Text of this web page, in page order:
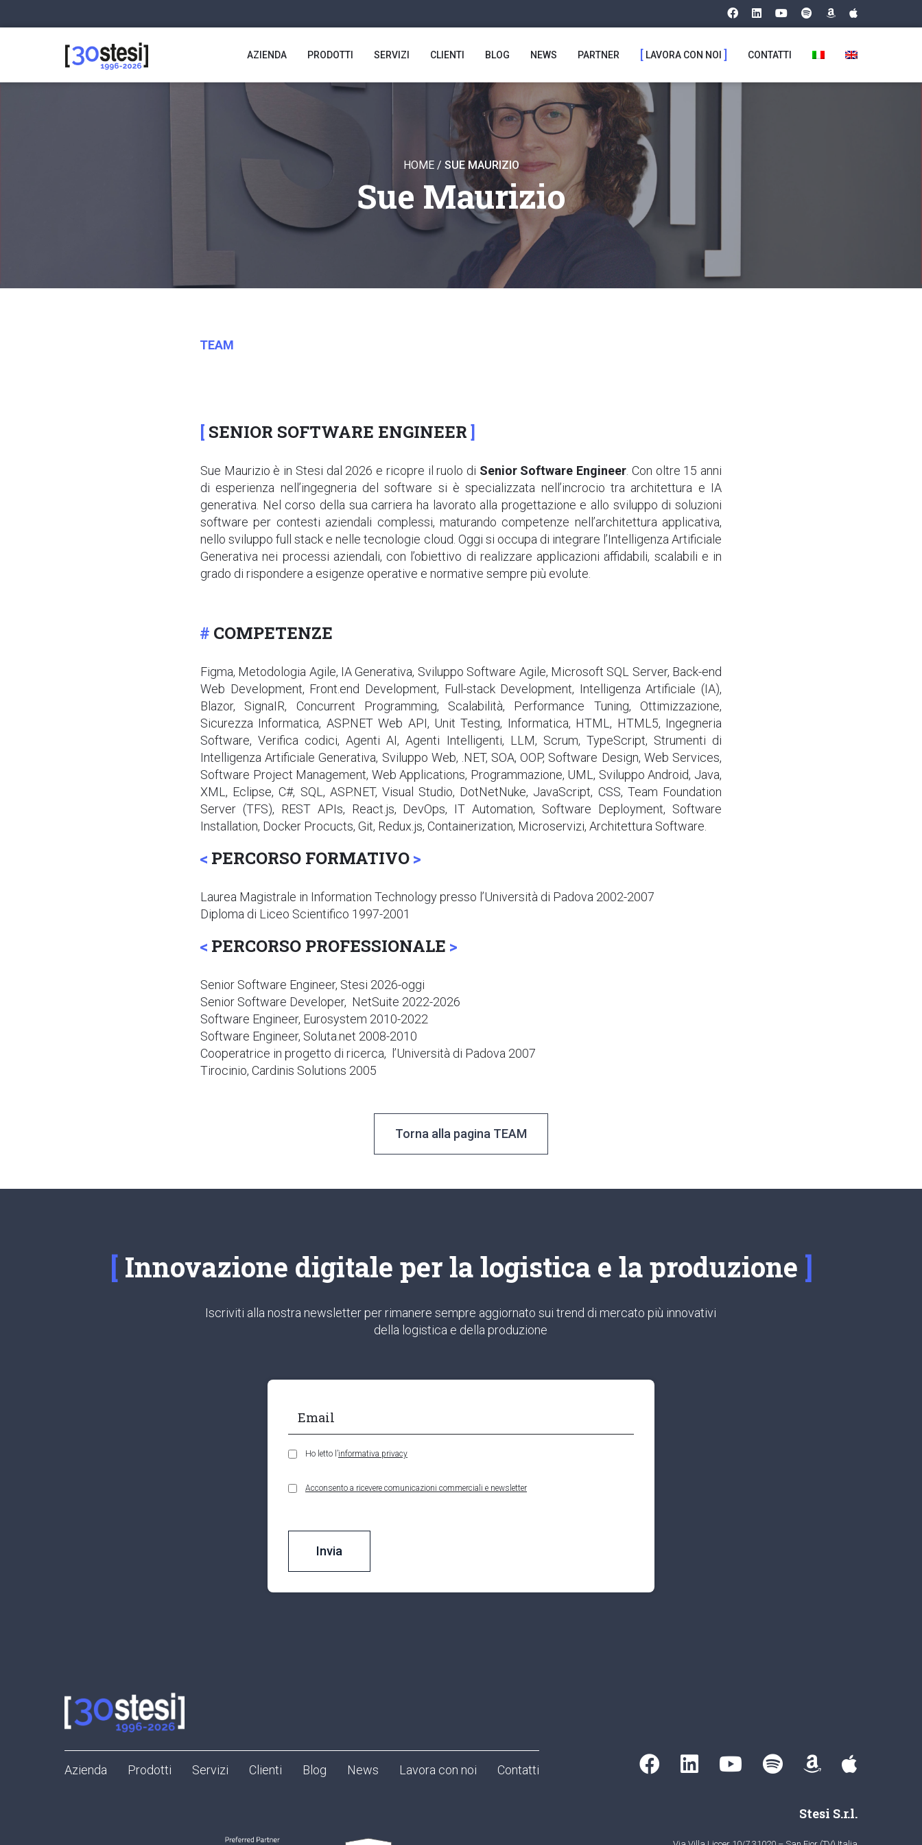
AZIENDA PRODOTTI SERVIZI CLIENTI BLOG NEWS PARTNER LAVORA CON NOI CONTATTI
HOME/ SUE MAURIZIO
Sue Maurizio
TEAM
SENIOR SOFTWARE ENGINEER
Sue Maurizio è in Stesi dal 2026 e ricopre il ruolo di Senior Software Engineer . Con oltre 15 anni
di esperienza nell’ingegneria del software si è specializzata nell’incrocio tra architettura e IA
generativa. Nel corso della sua carriera ha lavorato alla progettazione e allo sviluppo di soluzioni
software per contesti aziendali complessi, maturando competenze nell’architettura applicativa,
nello sviluppo full stack e nelle tecnologie cloud. Oggi si occupa di integrare l’Intelligenza Artificiale
Generativa nei processi aziendali, con l’obiettivo di realizzare applicazioni affidabili, scalabili e in
grado di rispondere a esigenze operative e normative sempre più evolute.
COMPETENZE
Figma, Metodologia Agile, IA Generativa, Sviluppo Software Agile, Microsoft SQL Server, Back-end
Web Development, Front.end Development, Full-stack Development, Intelligenza Artificiale (IA),
Blazor, SignaIR, Concurrent Programming, Scalabilità, Performance Tuning, Ottimizzazione,
Sicurezza Informatica, ASP.NET Web API, Unit Testing, Informatica, HTML, HTML5, Ingegneria
Software, Verifica codici, Agenti AI, Agenti Intelligenti, LLM, Scrum, TypeScript, Strumenti di
Intelligenza Artificiale Generativa, Sviluppo Web, .NET, SOA, OOP, Software Design, Web Services,
Software Project Management, Web Applications, Programmazione, UML, Sviluppo Android, Java,
XML, Eclipse, C#, SQL, ASP.NET, Visual Studio, DotNetNuke, JavaScript, CSS, Team Foundation
Server (TFS), REST APIs, React.js, DevOps, IT Automation, Software Deployment, Software
Installation, Docker Procucts, Git, Redux.js, Containerization, Microservizi, Architettura Software.
PERCORSO FORMATIVO
Laurea Magistrale in Information Technology presso l’Università di Padova 2002-2007
Diploma di Liceo Scientifico 1997-2001
PERCORSO PROFESSIONALE
Senior Software Engineer, Stesi 2026-oggi
Senior Software Developer, NetSuite 2022-2026
Software Engineer, Eurosystem 2010-2022
Software Engineer, Soluta.net 2008-2010
Cooperatrice in progetto di ricerca, l’Università di Padova 2007
Tirocinio, Cardinis Solutions 2005
Torna alla pagina TEAM
Innovazione digitale per la logistica e la produzione
Iscriviti alla nostra newsletter per rimanere sempre aggiornato sui trend di mercato più innovativi
della logistica e della produzione
Ho letto l’informativa privacy
Acconsento a ricevere comunicazioni commerciali e newsletter
Azienda Prodotti Servizi Clienti Blog News Lavora con noi Contatti
Stesi S.r.l.